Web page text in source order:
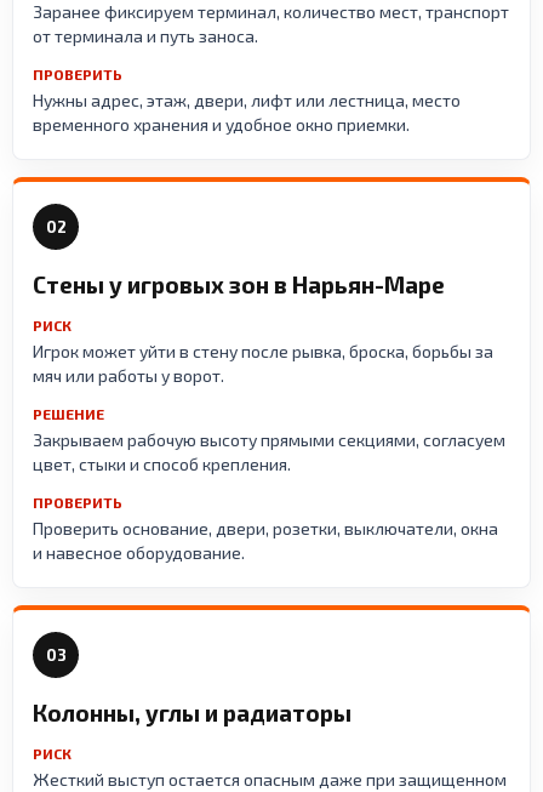
Заранее фиксируем терминал, количество мест, транспорт
от терминала и путь заноса.
ПРОВЕРИТЬ
Нужны адрес, этаж, двери, лифт или лестница, место
временного хранения и удобное окно приемки.
02
Стены у игровых зон в Нарьян-Маре
РИСК
Игрок может уйти в стену после рывка, броска, борьбы за
мяч или работы у ворот.
РЕШЕНИЕ
Закрываем рабочую высоту прямыми секциями, согласуем
цвет, стыки и способ крепления.
ПРОВЕРИТЬ
Проверить основание, двери, розетки, выключатели, окна
и навесное оборудование.
03
Колонны, углы и радиаторы
РИСК
Жесткий выступ остается опасным даже при защищенном